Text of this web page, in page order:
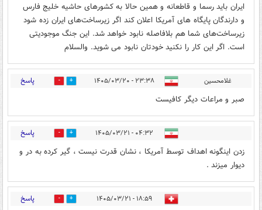
ایران باید رسما و قاطعانه و همین حالا به کشورهای حاشیه خلیج فارس
و دارندگان پایگاه های آمریکا اعلان کند اگر زیرساخت‌های ایران زده شود
زیرساخت‌های شما هم بلافاصله نابود خواهد شد. این جنگ موجودیتی
است. اگر این کار را نکنید خودتان نابود می شوید. والسلام
غلامحسین ۲۳:۳۸ - ۱۴۰۵/۰۳/۲۰ 0 پاسخ
صبر و مراعات دیگر کافیست
۰۴:۳۲ - ۱۴۰۵/۰۳/۲۱ 0 پاسخ
زدن اینگونه اهداف توسط آمریکا ، نشان قدرت نیست ، گیر کرده به در و
دیوار میزند .
۱۸:۵۹ - ۱۴۰۵/۰۳/۲۱ 0 پاسخ